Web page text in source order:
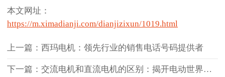
本文网址：
https://m.ximadianji.com/dianjizixun/1019.html
上一篇：西玛电机：领先行业的销售电话号码提供者
下一篇：交流电机和直流电机的区别：揭开电动世界的神秘面纱